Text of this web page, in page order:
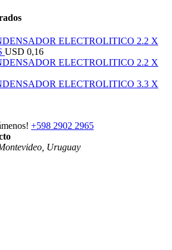
ELECTROLITICO 2.2 X
USD 0,16
ELECTROLITICO 2.2 X
ELECTROLITICO 3.3 X
+598 2902 2965
Uruguay